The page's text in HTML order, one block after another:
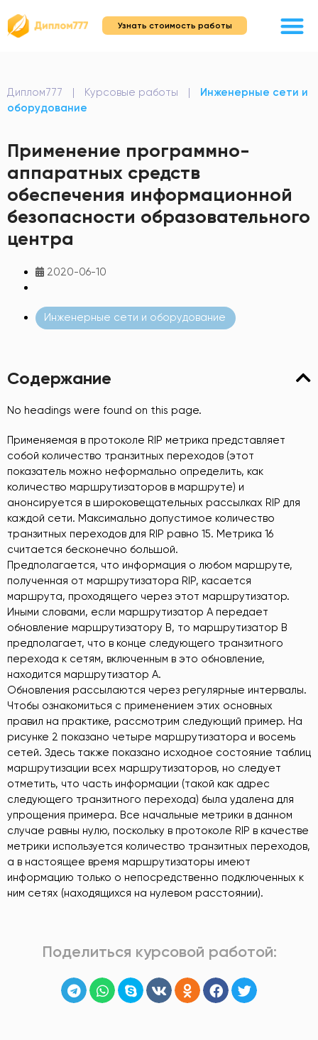
Узнать стоимость работы
Диплом777 | Курсовые работы |
Инженерные сети и
оборудование
Применение программно-
аппаратных средств
обеспечения информационной
безопасности образовательного
центра
2020-06-10
Инженерные сети и оборудование
Содержание
No headings were found on this page.
Применяемая в протоколе RIP метрика представляет
собой количество транзитных переходов (этот
показатель можно неформально определить, как
количество маршрутизаторов в маршруте) и
анонсируется в широковещательных рассылках RIP для
каждой сети. Максимально допустимое количество
транзитных переходов для RIP равно 15. Метрика 16
считается бесконечно большой.
Предполагается, что информация о любом маршруте,
полученная от маршрутизатора RIP, касается
маршрута, проходящего через этот маршрутизатор.
Иными словами, если маршрутизатор А передает
обновление маршрутизатору В, то маршрутизатор В
предполагает, что в конце следующего транзитного
перехода к сетям, включенным в это обновление,
находится маршрутизатор А.
Обновления рассылаются через регулярные интервалы.
Чтобы ознакомиться с применением этих основных
правил на практике, рассмотрим следующий пример. На
рисунке 2 показано четыре маршрутизатора и восемь
сетей. Здесь также показано исходное состояние таблиц
маршрутизации всех маршрутизаторов, но следует
отметить, что часть информации (такой как адрес
следующего транзитного перехода) была удалена для
упрощения примера. Все начальные метрики в данном
случае равны нулю, поскольку в протоколе RIP в качестве
метрики используется количество транзитных переходов,
а в настоящее время маршрутизаторы имеют
информацию только о непосредственно подключенных к
ним сетях (находящихся на нулевом расстоянии).
Поделиться курсовой работой: